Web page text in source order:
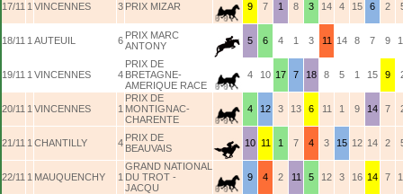
17/11 1 VINCENNES 3 PRIX MIZAR 9 7 1 8 3 14 4 15 6 2
18/11 1 AUTEUIL 6 PRIX MARC
ANTONY
5 6 4 1 3 11 14 8 7 9
19/11 1 VINCENNES 4
PRIX DE
BRETAGNE-
AMERIQUE RACE
4 10 17 7 18 8 5 1 15 9
20/11 1 VINCENNES 1
PRIX DE
MONTIGNAC-
CHARENTE
4 12 3 13 6 11 1 9 14 7
21/11 1 CHANTILLY 4 PRIX DE
BEAUVAIS
10 11 1 7 4 3 15 12 14 2
22/11 1 MAUQUENCHY 1
GRAND NATIONAL
DU TROT -
JACQU
9 4 2 11 5 12 3 16 14 7